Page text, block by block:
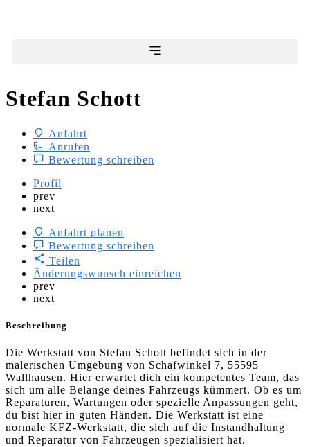
Stefan Schott
Anfahrt
Anrufen
Bewertung schreiben
Profil
prev
next
Anfahrt planen
Bewertung schreiben
Teilen
Änderungswunsch einreichen
prev
next
Beschreibung
Die Werkstatt von Stefan Schott befindet sich in der
malerischen Umgebung von Schafwinkel 7, 55595
Wallhausen. Hier erwartet dich ein kompetentes Team, das
sich um alle Belange deines Fahrzeugs kümmert. Ob es um
Reparaturen, Wartungen oder spezielle Anpassungen geht,
du bist hier in guten Händen. Die Werkstatt ist eine
normale KFZ-Werkstatt, die sich auf die Instandhaltung
und Reparatur von Fahrzeugen spezialisiert hat.